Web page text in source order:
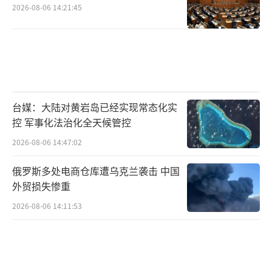
2026-08-06 14:21:45
台媒：大陆对黄岩岛已经实现常态化实
控 军事化法治化全天候管控
2026-08-06 14:47:02
俄罗斯多处电商仓库遭乌克兰袭击 中国
外贸损失惨重
2026-08-06 14:11:53